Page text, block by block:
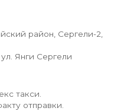
район, Сергели-2,
Янги Сергели
такси.
отправки.